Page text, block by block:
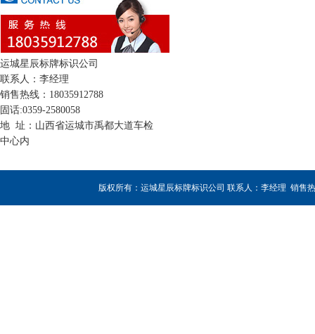
运城星辰标牌标识公司
联系人：李经理
销售热线：18035912788
固话:0359-2580058
地 址：山西省运城市禹都大道车检
中心内
版权所有：运城星辰标牌标识公司 联系人：李经理 销售